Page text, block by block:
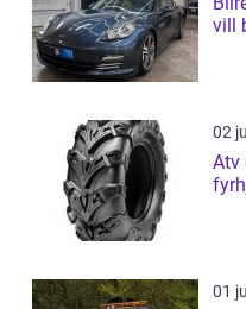
vill
02
Atv däck så
01